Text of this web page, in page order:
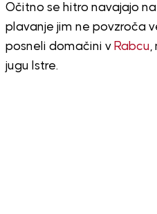
Očitno se hitro navajajo
plavanje jim ne povzroča
posneli domačini v Rabcu
jugu Istre.